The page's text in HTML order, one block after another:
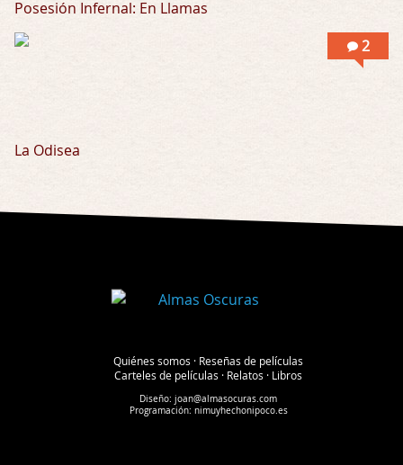
Posesión Infernal: En Llamas
2
La Odisea
Quiénes somos · Reseñas de películas
Carteles de películas · Relatos · Libros
Diseño:joan@almasocuras.com
Programación: nimuyhechonipoco.es